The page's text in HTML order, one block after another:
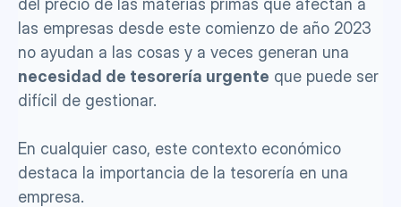
del precio de las materias primas que afectan a
las empresas desde este comienzo de año 2023
necesidad de tesorería urgente que puede ser
difícil de gestionar.
En cualquier caso, este contexto económico
destaca la importancia de la tesorería en una
empresa.